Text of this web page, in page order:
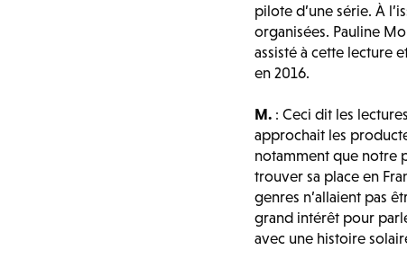
pilote d’une série. À
organisées. Pauline
assisté à cette lecture
en 2016.
M. : Ceci dit les
approchait les
notamment que notre
trouver sa place en
genres n’allaient pas
grand intérêt pour
avec une histoire